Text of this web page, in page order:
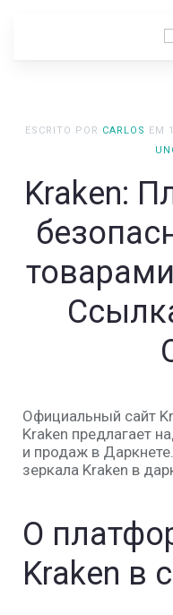
ESCRITO POR CARLOS EM
Kraken:
Официальный сайт
Kraken предлагает
и продаж в
зеркала Kraken в
О
Kraken в